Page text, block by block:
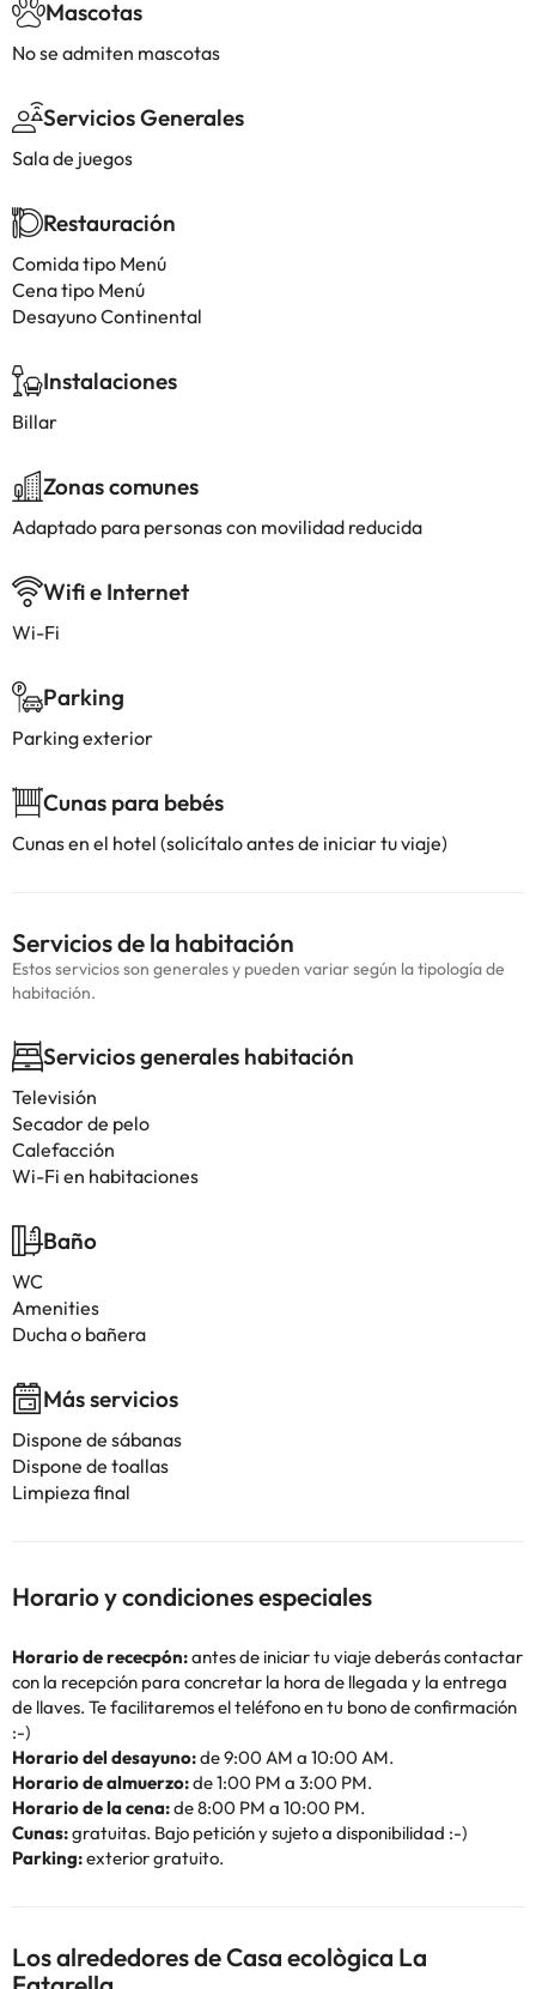
Mascotas
No se admiten mascotas
Servicios Generales
Sala de juegos
Restauración
Comida tipo Menú
Cena tipo Menú
Desayuno Continental
Instalaciones
Billar
Zonas comunes
Adaptado para personas con movilidad reducida
Wifi e Internet
Wi-Fi
Parking
Parking exterior
Cunas para bebés
Cunas en el hotel (solicítalo antes de iniciar tu viaje)
Servicios de la habitación
Estos servicios son generales y pueden variar según la tipología de
habitación.
Servicios generales habitación
Televisión
Secador de pelo
Calefacción
Wi-Fi en habitaciones
Baño
WC
Amenities
Ducha o bañera
Más servicios
Dispone de sábanas
Dispone de toallas
Limpieza final
Horario y condiciones especiales
Horario de rececpón:antes de iniciar tu viaje deberás contactar
con la recepción para concretar la hora de llegada y la entrega
de llaves. Te facilitaremos el teléfono en tu bono de confirmación
:-)
Horario del desayuno:de 9:00 AM a 10:00 AM.
Horario de almuerzo:de 1:00 PM a 3:00 PM.
Horario de la cena:de 8:00 PM a 10:00 PM.
Cunas:gratuitas. Bajo petición y sujeto a disponibilidad :-)
Parking:exterior gratuito.
Los alrededores de Casa ecològica La